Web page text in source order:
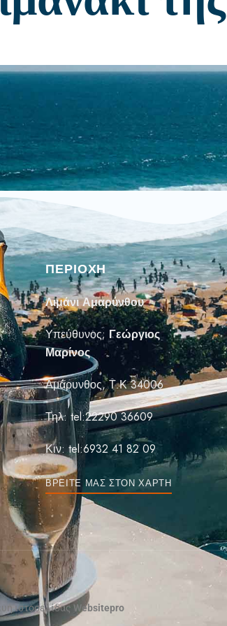
ΠΕΡΙΟΧΗ
Λιμάνι Αμαρύνθου
Υπεύθυνος; Γεώργιος
Μαρίνος
Αμάρυνθος, Τ.Κ 34006
Τηλ: tel:22290 36609
Κιν:tel:6932 41 82 09
ΒΡΕΊΤΕ ΜΑΣ ΣΤΟΝ ΧΆΡΤΗ
ιστοσελίδας Websitepro